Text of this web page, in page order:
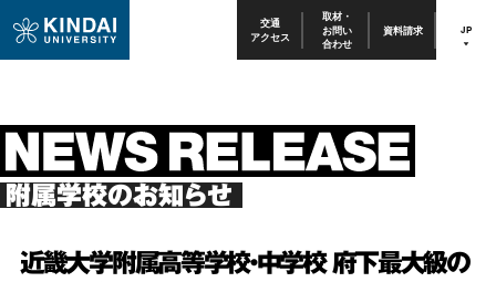
交通
アクセス
取材・
お問い
合わせ
資料請求 JP
附属学校のお知らせ
近畿大学附属高等学校・中学校 府下最大級の